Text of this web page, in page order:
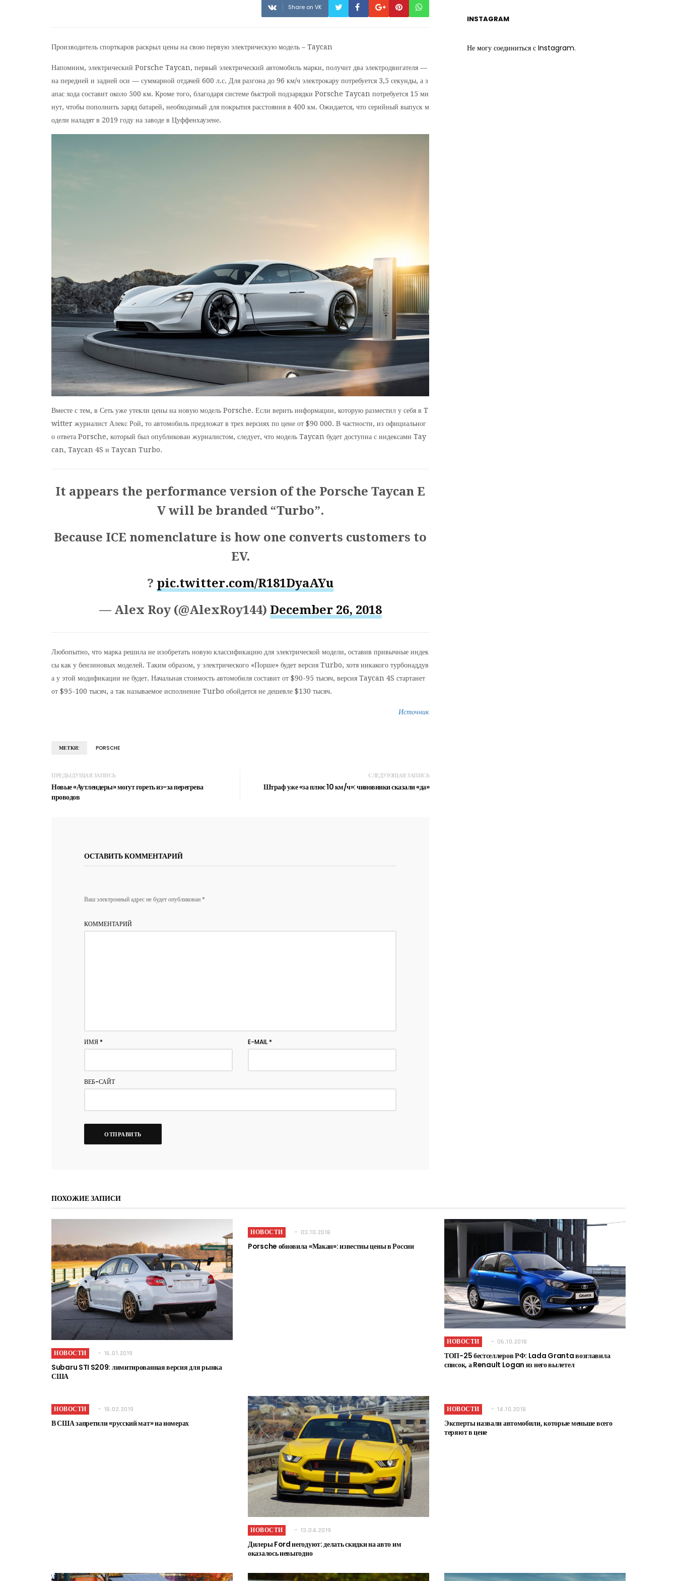
Share on VK
Производитель спорткаров раскрыл цены на свою первую электрическую модель – Taycan
Напомним, электрический Porsche Taycan, первый электрический автомобиль марки, получит два электродвигателя —
на передней и задней оси — суммарной отдачей 600 л.с. Для разгона до 96 км/ч электрокару потребуется 3,5 секунды, а з
апас хода составит около 500 км. Кроме того, благодаря системе быстрой подзарядки Porsche Taycan потребуется 15 ми
нут, чтобы пополнить заряд батарей, необходимый для покрытия расстояния в 400 км. Ожидается, что серийный выпуск м
одели наладят в 2019 году на заводе в Цуффенхаузене.
Вместе с тем, в Сеть уже утекли цены на новую модель Porsche. Если верить информации, которую разместил у себя в T
witter журналист Алекс Рой, то автомобиль предложат в трех версиях по цене от $90 000. В частности, из официальног
о ответа Porsche, который был опубликован журналистом, следует, что модель Taycan будет доступна с индексами Tay
can, Taycan 4S и Taycan Turbo.
It appears the performance version of the Porsche Taycan E
V will be branded “Turbo”.
Because ICE nomenclature is how one converts customers to
EV.
? pic.twitter.com/R181DyaAYu
— Alex Roy (@AlexRoy144) December 26, 2018
Любопытно, что марка решила не изобретать новую классификацию для электрической модели, оставив привычные индек
сы как у бензиновых моделей. Таким образом, у электрического «Порше» будет версия Turbo, хотя никакого турбонаддув
а у этой модификации не будет. Начальная стоимость автомобиля составит от $90-95 тысяч, версия Taycan 4S стартанет
от $95-100 тысяч, а так называемое исполнение Turbo обойдется не дешевле $130 тысяч.
Источник
МЕТКИ: PORSCHE
ПРЕДЫДУЩАЯ ЗАПИСЬ
Новые «Аутлендеры» могут гореть из-за перегрева
проводов
СЛЕДУЮЩАЯ ЗАПИСЬ
Штраф уже «за плюс 10 км/ч»: чиновники сказали «да»
ОСТАВИТЬ КОММЕНТАРИЙ
Ваш электронный адрес не будет опубликован *
КОММЕНТАРИЙ
ИМЯ * E-MAIL *
ВЕБ-САЙТ
INSTAGRAM
Не могу соединиться с Instagram.
ПОХОЖИЕ ЗАПИСИ
НОВОСТИ 16.01.2019
Subaru STI S209: лимитированная версия для рынка
США
НОВОСТИ 03.10.2018
Porsche обновила «Макан»: известны цены в России
НОВОСТИ 06.10.2018
ТОП-25 бестселлеров РФ: Lada Granta возглавила
список, а Renault Logan из него вылетел
НОВОСТИ 18.02.2019
В США запретили «русский мат» на номерах
НОВОСТИ 13.04.2019
Дилеры Ford негодуют: делать скидки на авто им
оказалось невыгодно
НОВОСТИ 14.10.2018
Эксперты назвали автомобили, которые меньше всего
теряют в цене